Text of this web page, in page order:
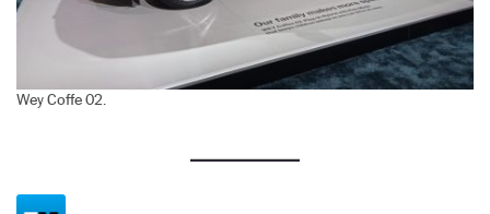
Wey Coffe 02.